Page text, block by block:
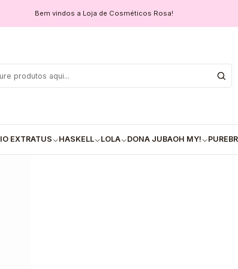
EXTRATUS HASKELL LOLA DONA JUBAOH MY!
Bem vindos a Loja de Cosméticos Rosa!
de Manga S.O.S Cachos - 300ml
Ativador de